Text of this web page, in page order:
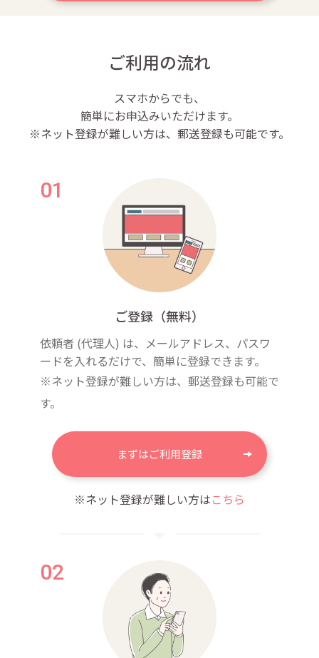
ご利用の流れ
スマホからでも、
簡単にお申込みいただけます。
※ネット登録が難しい方は、郵送登録も可能です。
ご登録（無料）
依頼者 (代理人) は、メールアドレス、パスワ
ードを入れるだけで、簡単に登録できます。
※ネット登録が難しい方は、郵送登録も可能で
す。
まずはご利用登録
※ネット登録が難しい方はこちら